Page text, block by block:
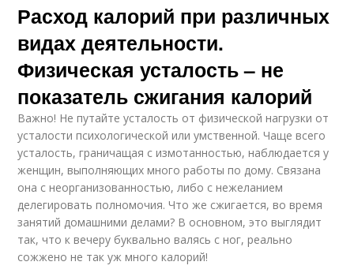
Расход калорий при различных
видах деятельности.
Физическая усталость – не
показатель сжигания калорий
Важно! Не путайте усталость от физической нагрузки от
усталости психологической или умственной. Чаще всего
усталость, граничащая с измотанностью, наблюдается у
женщин, выполняющих много работы по дому. Связана
она с неорганизованностью, либо с нежеланием
делегировать полномочия. Что же сжигается, во время
занятий домашними делами? В основном, это выглядит
так, что к вечеру буквально валясь с ног, реально
сожжено не так уж много калорий!